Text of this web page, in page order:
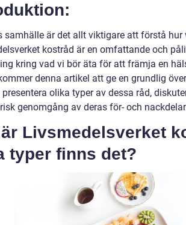
samhälle är det allt viktigare att förstå hur
kostråd är en omfattande och
kring vad vi bör äta för att främja en
denna artikel att ge en grundlig
olika typer av dessa råd,
genomgång av deras för- och
Livsmedelsverket
typer finns det?